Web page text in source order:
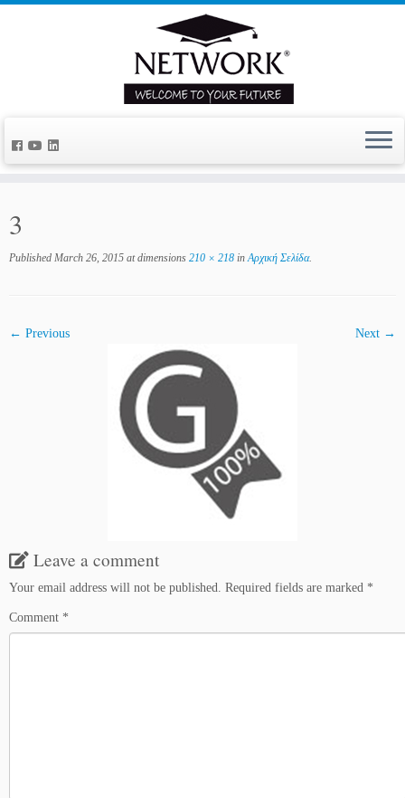
3
Published March 26, 2015 at dimensions 210 × 218 inΑρχική Σελίδα.
← Previous Next →
Leave a comment
Your email address will not be published. Required fields are marked *
Comment *